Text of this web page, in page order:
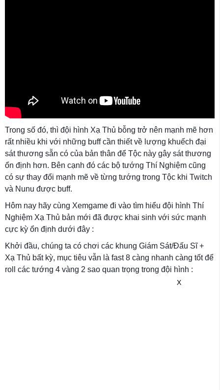
Trong số đó, thì đội hình Xạ Thủ bỗng trở nên mạnh mẽ hơn
rất nhiều khi với những buff cần thiết về lượng khuếch đại
sát thương sẵn có của bản thân để Tộc này gây sát thương
ổn định hơn. Bên cạnh đó các bộ tướng Thí Nghiệm cũng
có sự thay đổi mạnh mẽ về từng tướng trong Tộc khi Twitch
và Nunu được buff.
Hôm nay hãy cùng Xemgame đi vào tìm hiểu đội hình Thí
Nghiệm Xạ Thủ bản mới đã được khai sinh với sức mạnh
cực kỳ ổn định dưới đây :
Khởi đầu, chúng ta có chơi các khung Giám Sát/Đấu Sĩ +
Xạ Thủ bất kỳ, mục tiêu vẫn là fast 8 càng nhanh càng tốt để
roll các tướng 4 vàng 2 sao quan trọng trong đội hình :
X